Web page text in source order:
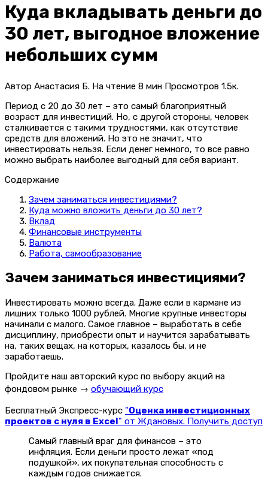
Куда вкладывать деньги до
30 лет, выгодное вложение
небольших сумм
Автор Анастасия Б. На чтение 8 мин Просмотров 1.5к.
Период с 20 до 30 лет – это самый благоприятный
возраст для инвестиций. Но, с другой стороны, человек
сталкивается с такими трудностями, как отсутствие
средств для вложений. Но это не значит, что
инвестировать нельзя. Если денег немного, то все равно
можно выбрать наиболее выгодный для себя вариант.
Содержание
Зачем заниматься инвестициями?
Куда можно вложить деньги до 30 лет?
Вклад
Финансовые инструменты
Валюта
Работа, самообразование
Зачем заниматься инвестициями?
Инвестировать можно всегда. Даже если в кармане из
лишних только 1000 рублей. Многие крупные инвесторы
начинали с малого. Самое главное – выработать в себе
дисциплину, приобрести опыт и научится зарабатывать
на, таких вещах, на которых, казалось бы, и не
заработаешь.
Пройдите наш авторский курс по выбору акций на
фондовом рынке → обучающий курс
Бесплатный Экспресс-курс "Оценка инвестиционных
проектов с нуля в Excel" от Ждановых. Получить доступ
Самый главный враг для финансов – это
инфляция. Если деньги просто лежат «под
подушкой», их покупательная способность с
каждым годов снижается.